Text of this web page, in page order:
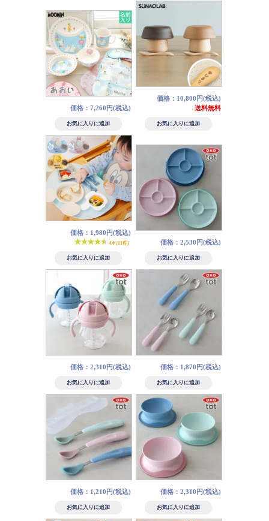
価格：7,260円(税込)
価格：10,800円(税込)
送料無料
価格：1,980円(税込)
4.6 (11件) 価格：2,530円(税込)
価格：2,310円(税込) 価格：1,870円(税込)
価格：1,210円(税込) 価格：2,310円(税込)